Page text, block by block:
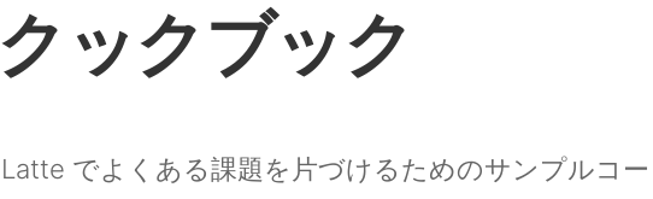
クックブック
Latte でよくある課題を片づけるためのサンプルコー